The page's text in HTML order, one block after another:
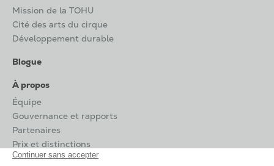
Mission de la TOHU
Cité des arts du cirque
Développement durable
Blogue
À propos
Équipe
Gouvernance et rapports
Partenaires
Prix et distinctions